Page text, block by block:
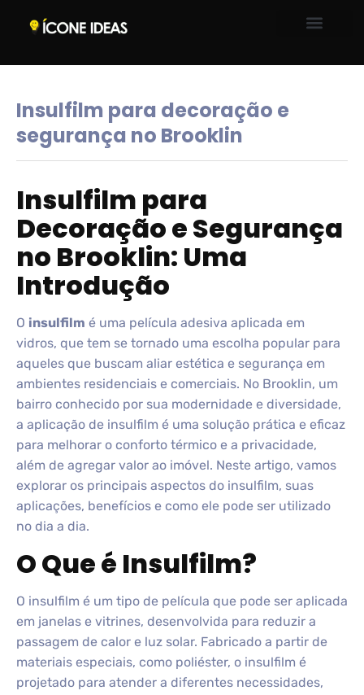
Insulfilm para decoração e
segurança no Brooklin
Insulfilm para
Decoração e Segurança
no Brooklin: Uma
Introdução
O insulfilm é uma película adesiva aplicada em
vidros, que tem se tornado uma escolha popular para
aqueles que buscam aliar estética e segurança em
ambientes residenciais e comerciais. No Brooklin, um
bairro conhecido por sua modernidade e diversidade,
a aplicação de insulfilm é uma solução prática e eficaz
para melhorar o conforto térmico e a privacidade,
além de agregar valor ao imóvel. Neste artigo, vamos
explorar os principais aspectos do insulfilm, suas
aplicações, benefícios e como ele pode ser utilizado
no dia a dia.
O Que é Insulfilm?
O insulfilm é um tipo de película que pode ser aplicada
em janelas e vitrines, desenvolvida para reduzir a
passagem de calor e luz solar. Fabricado a partir de
materiais especiais, como poliéster, o insulfilm é
projetado para atender a diferentes necessidades,